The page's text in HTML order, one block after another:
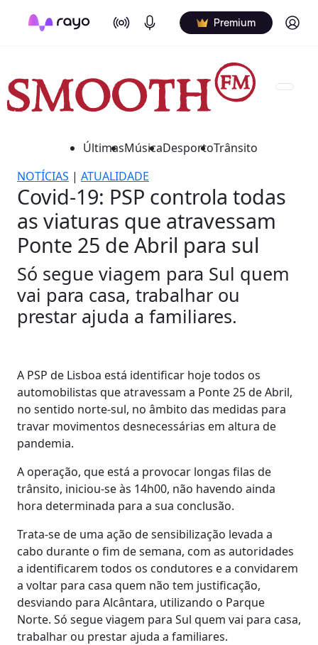
On Air Podcasts Premium Log in
ÚltimasMúsicaDesportoTrânsito
NOTÍCIAS | ATUALIDADE
Covid-19: PSP controla todas
as viaturas que atravessam
Ponte 25 de Abril para sul
Só segue viagem para Sul quem
vai para casa, trabalhar ou
prestar ajuda a familiares.
A PSP de Lisboa está identificar hoje todos os
automobilistas que atravessam a Ponte 25 de Abril,
no sentido norte-sul, no âmbito das medidas para
travar movimentos desnecessárias em altura de
pandemia.
A operação, que está a provocar longas filas de
trânsito, iniciou-se às 14h00, não havendo ainda
hora determinada para a sua conclusão.
Trata-se de uma ação de sensibilização levada a
cabo durante o fim de semana, com as autoridades
a identificarem todos os condutores e a convidarem
a voltar para casa quem não tem justificação,
desviando para Alcântara, utilizando o Parque
Norte. Só segue viagem para Sul quem vai para casa,
trabalhar ou prestar ajuda a familiares.